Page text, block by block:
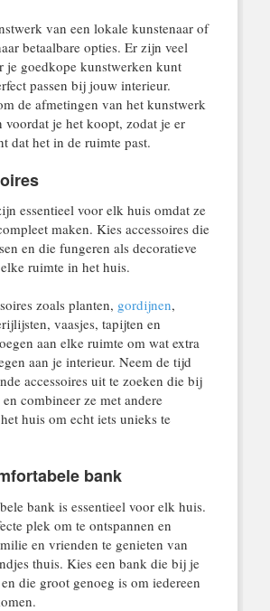
van een lokale kunstenaar of
betaalbare opties. Er zijn veel
je goedkope kunstwerken kunt
passen bij jouw interieur.
de afmetingen van het kunstwerk
voordat je het koopt, zodat je er
dat het in de ruimte past.
essentieel voor elk huis omdat ze
maken. Kies accessoires die
en die fungeren als decoratieve
ruimte in het huis.
zoals planten, gordijnen,
vaasjes, tapijten en
aan elke ruimte om wat extra
aan je interieur. Neem de tijd
accessoires uit te zoeken die bij
combineer ze met andere
huis om echt iets unieks te
bank
bank is essentieel voor elk huis.
plek om te ontspannen en
en vrienden te genieten van
thuis. Kies een bank die bij je
die groot genoeg is om iedereen